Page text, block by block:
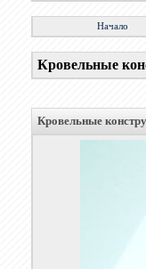
Начало
Кровельные
Кровельные